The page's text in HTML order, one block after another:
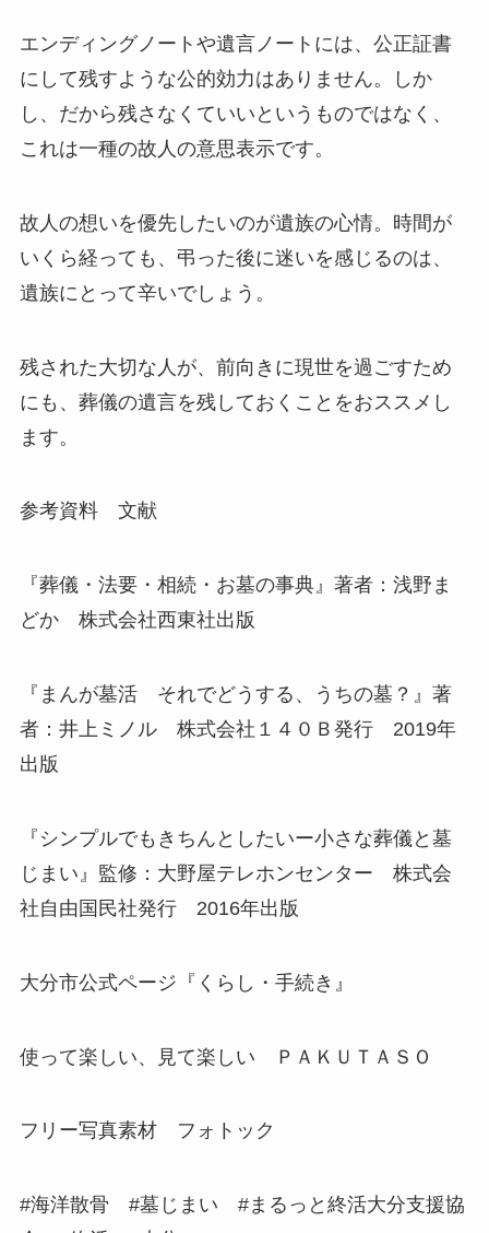
エンディングノートや遺言ノートには、公正証書
にして残すような公的効力はありません。しか
し、だから残さなくていいというものではなく、
これは一種の故人の意思表示です。
故人の想いを優先したいのが遺族の心情。時間が
いくら経っても、弔った後に迷いを感じるのは、
遺族にとって辛いでしょう。
残された大切な人が、前向きに現世を過ごすため
にも、葬儀の遺言を残しておくことをおススメし
ます。
参考資料 文献
『葬儀・法要・相続・お墓の事典』著者：浅野ま
どか 株式会社西東社出版
『まんが墓活 それでどうする、うちの墓？』著
者：井上ミノル 株式会社１４０Ｂ発行 2019年
出版
『シンプルでもきちんとしたいー小さな葬儀と墓
じまい』監修：大野屋テレホンセンター 株式会
社自由国民社発行 2016年出版
大分市公式ページ『くらし・手続き』
使って楽しい、見て楽しい ＰＡＫＵＴＡＳＯ
フリー写真素材 フォトック
#海洋散骨 #墓じまい #まるっと終活大分支援協